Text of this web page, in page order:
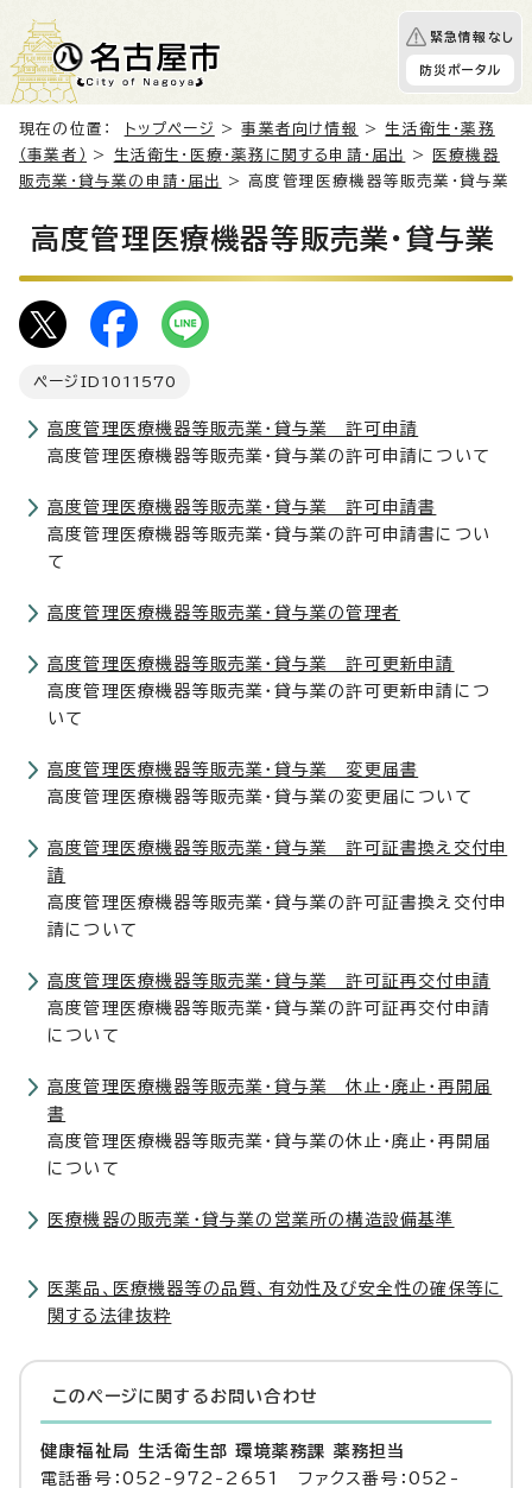
緊急情報なし
防災ポータル
現在の位置： トップページ >事業者向け情報 >生活衛生・薬務
（事業者）
> 生活衛生・医療・薬務に関する申請・届出 >
医療機器
販売業・貸与業の申請・届出
> 高度管理医療機器等販売業・貸与業
高度管理医療機器等販売業・貸与業
ページID 1011570
高度管理医療機器等販売業・貸与業 許可申請
高度管理医療機器等販売業・貸与業の許可申請について
高度管理医療機器等販売業・貸与業 許可申請書
高度管理医療機器等販売業・貸与業の許可申請書につい
て
高度管理医療機器等販売業・貸与業の管理者
高度管理医療機器等販売業・貸与業 許可更新申請
高度管理医療機器等販売業・貸与業の許可更新申請につ
いて
高度管理医療機器等販売業・貸与業 変更届書
高度管理医療機器等販売業・貸与業の変更届について
高度管理医療機器等販売業・貸与業 許可証書換え交付申
請
高度管理医療機器等販売業・貸与業の許可証書換え交付申
請について
高度管理医療機器等販売業・貸与業 許可証再交付申請
高度管理医療機器等販売業・貸与業の許可証再交付申請
について
高度管理医療機器等販売業・貸与業 休止・廃止・再開届
書
高度管理医療機器等販売業・貸与業の休止・廃止・再開届
について
医療機器の販売業・貸与業の営業所の構造設備基準
医薬品、医療機器等の品質、有効性及び安全性の確保等に
関する法律抜粋
このページに関する お問い合わせ
健康福祉局 生活衛生部 環境薬務課 薬務担当
電話番号：052-972-2651 ファクス番号：052-